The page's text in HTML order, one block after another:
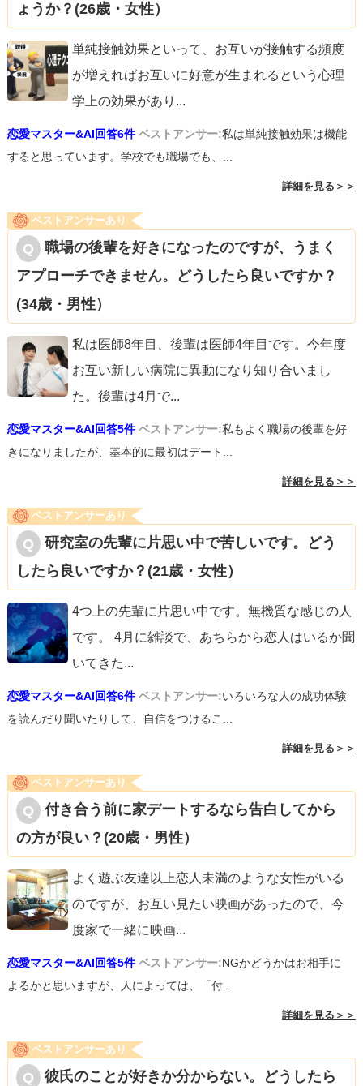
ょうか？(26歳・女性）
単純接触効果といって、お互いが接触する頻度
が増えればお互いに好意が生まれるという心理
学上の効果があり ...
恋愛マスター&AI回答6件 ベストアンサー:私は単純接触効果は機能
すると思っています。学校でも職場でも、...
詳細を見る＞＞
ベストアンサーあり
職場の後輩を好きになったのですが、うまく
アプローチできません。どうしたら良いですか？
(34歳・男性）
私は医師8年目、後輩は医師4年目です。今年度
お互い新しい病院に異動になり知り合いまし
た。後輩は4月で...
恋愛マスター&AI回答5件 ベストアンサー:私もよく職場の後輩を好
きになりましたが、基本的に最初はデート...
詳細を見る＞＞
ベストアンサーあり
研究室の先輩に片思い中で苦しいです。どう
したら良いですか？(21歳・女性）
4つ上の先輩に片思い中です。無機質な感じの人
です。 4月に雑談で、あちらから恋人はいるか聞
いてきた...
恋愛マスター&AI回答6件 ベストアンサー:いろいろな人の成功体験
を読んだり聞いたりして、自信をつけるこ...
詳細を見る＞＞
ベストアンサーあり
付き合う前に家デートするなら告白してから
の方が良い？(20歳・男性）
よく遊ぶ友達以上恋人未満のような女性がいる
のですが、お互い見たい映画があったので、今
度家で一緒に映画...
恋愛マスター&AI回答5件 ベストアンサー:NGかどうかはお相手に
よるかと思いますが、人によっては、「付...
詳細を見る＞＞
ベストアンサーあり
彼氏のことが好きか分からない。どうしたら